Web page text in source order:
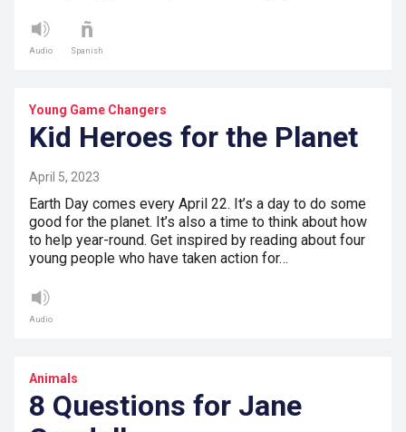
Audio Spanish
Young Game Changers
Kid Heroes for the Planet
April 5, 2023
Earth Day comes every April 22. It’s a day to do some
good for the planet. It’s also a time to think about how
to help year-round. Get inspired by reading about four
young people who have taken action for…
Audio
Animals
8 Questions for Jane